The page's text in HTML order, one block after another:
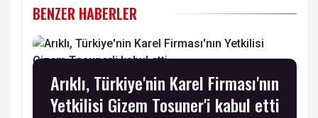
BENZER HABERLER
Arıklı, Türkiye'nin Karel Firması'nın
Yetkilisi Gizem Tosuner'i kabul etti